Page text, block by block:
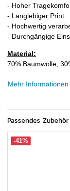
- Hoher
- Langlebiger Print
- Hochwertig
- Durchgängige
Material:
70% Baumwolle,
Mehr
Passendes Zubehör
-41%